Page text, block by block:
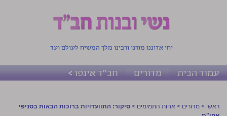
יחי אדוננו מורנו ורבינו מלך המשיח לעולם ועד
עמוד הבית מדורים חב"ד אינפו >
ראשי > מדורים > אחות התמימים > סיקור: התוועדויות ברוכות הבאות בסניפי